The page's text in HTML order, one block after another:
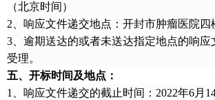
（北京时间）
2、响应文件递交地点：开封市肿瘤医院四
3、逾期送达的或者未送达指定地点的响应
受理。
五、 开标时间及地点：
1、响应文件递交的截止时间： 2022年6月